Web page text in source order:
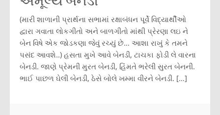
(મારી શાળાની પ્રાર્થના સભામાં રક્ષાબંધન પૂર્વે વિદ્યાર્થીઓ
દ્વારા ગવાતા લોકગીતો અને બાળગીતો માંથી પ્રેરણા લઇ ને
બેન વિષે એક જોડકણા જેવું રચ્યું છે… આશા રાખું કે તમને
પસંદ આવશે..) હસતા મુખે આવે બેનડી, ટાચકા ફોડી લે વારના
બેનડી. જાણે પ્રેમની મુરત બેનડી, હિંમતે ભરેલી સુરત બેનની.
ભાઈ પાછળ ઘેલી બેનડી, ઠેસે બોલે ખમ્મા વીરને બેનડી. […]